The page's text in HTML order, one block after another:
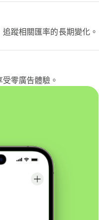
蹤相關匯率的長期變化。
零廣告體驗。